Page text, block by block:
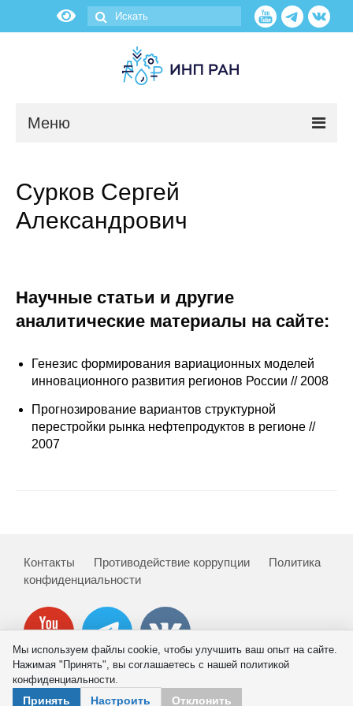
Меню
О нас
Об институте
Администрация
Сотрудники
Противодействие коррупции
Издания
Проблемы прогнозирования
О журнале
Номера журналов
Сурков Сергей
Александрович
Научные статьи и другие
аналитические материалы на сайте:
Генезис формирования вариационных моделей
инновационного развития регионов России // 2008
Прогнозирование вариантов структурной
перестройки рынка нефтепродуктов в регионе //
2007
Контакты Противодействие коррупции
Политика
конфиденциальности
© 2026 ИНП РАН
Мы используем файлы cookie, чтобы улучшить ваш опыт на сайте.
Нажимая "Принять", вы соглашаетесь с нашей политикой
конфиденциальности.
Принять Настроить Отклонить